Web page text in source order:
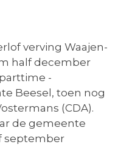
verving Waajen-
half december
-
Beesel, toen nog
(CDA).
de gemeente
september